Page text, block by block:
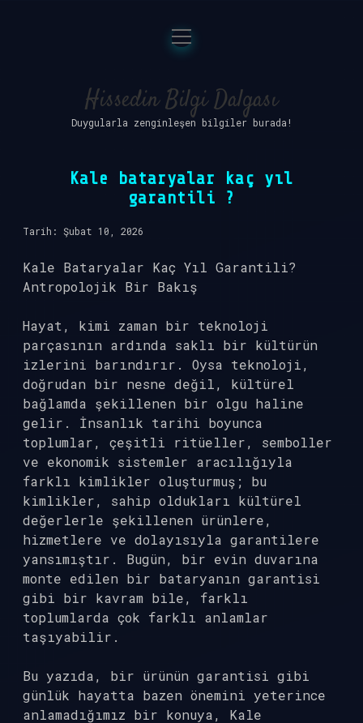
Anasayfa
Gizlilik Politikası
Yasal Uyarı
Hakkımızda
menüyü
aç
Hissedin Bilgi Dalgası
Duygularla zenginleşen bilgiler burada!
Kale bataryalar kaç yıl
garantili ?
Tarih: Şubat 10, 2026
Kale Bataryalar Kaç Yıl Garantili?
Antropolojik Bir Bakış
Hayat, kimi zaman bir teknoloji
parçasının ardında saklı bir kültürün
izlerini barındırır. Oysa teknoloji,
doğrudan bir nesne değil, kültürel
bağlamda şekillenen bir olgu haline
gelir. İnsanlık tarihi boyunca
toplumlar, çeşitli ritüeller, semboller
ve ekonomik sistemler aracılığıyla
farklı kimlikler oluşturmuş; bu
kimlikler, sahip oldukları kültürel
değerlerle şekillenen ürünlere,
hizmetlere ve dolayısıyla garantilere
yansımıştır. Bugün, bir evin duvarına
monte edilen bir bataryanın garantisi
gibi bir kavram bile, farklı
toplumlarda çok farklı anlamlar
taşıyabilir.
Bu yazıda, bir ürünün garantisi gibi
günlük hayatta bazen önemini yeterince
anlamadığımız bir konuya, Kale